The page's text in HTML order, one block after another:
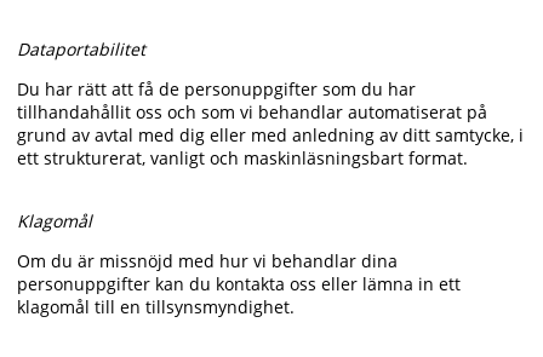
Dataportabilitet
Du har rätt att få de personuppgifter som du har
tillhandahållit oss och som vi behandlar automatiserat på
grund av avtal med dig eller med anledning av ditt samtycke, i
ett strukturerat, vanligt och maskinläsningsbart format.
Klagomål
Om du är missnöjd med hur vi behandlar dina
personuppgifter kan du kontakta oss eller lämna in ett
klagomål till en tillsynsmyndighet.